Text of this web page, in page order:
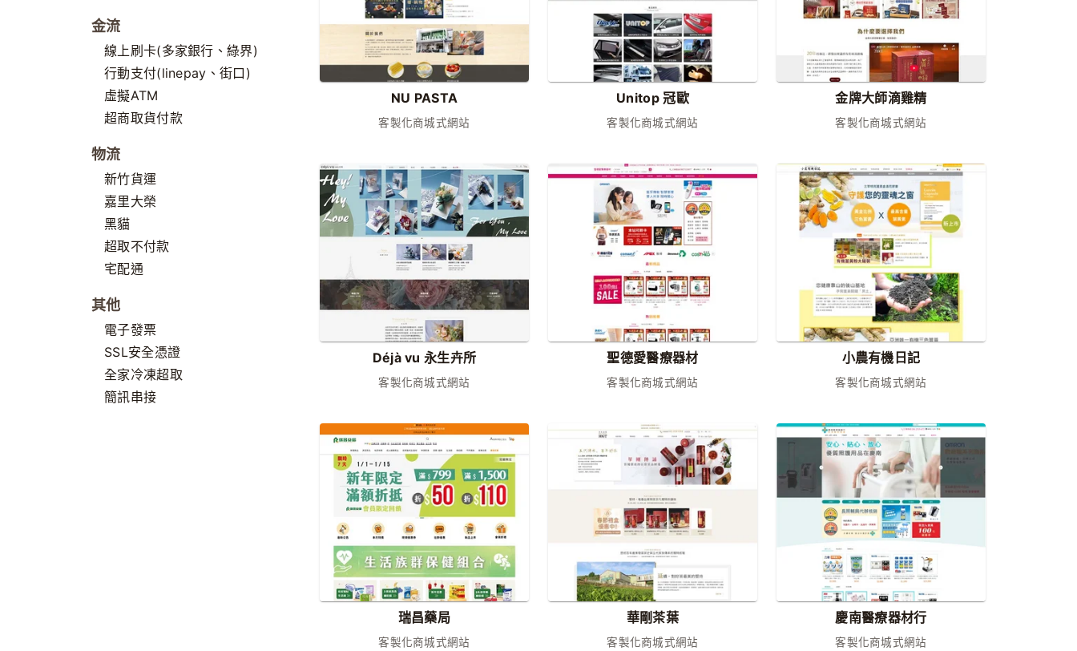
金流
線上刷卡(多家銀行、綠界)
行動支付(linepay、街口)
虛擬ATM
超商取貨付款
物流
新竹貨運
嘉里大榮
黑貓
超取不付款
宅配通
其他
電子發票
SSL安全憑證
全家冷凍超取
簡訊串接
NU PASTA
客製化商城式網站
Unitop 冠歐
客製化商城式網站
金牌大師滴雞精
客製化商城式網站
Déjà vu 永生卉所
客製化商城式網站
聖德愛醫療器材
客製化商城式網站
小農有機日記
客製化商城式網站
瑞昌藥局
客製化商城式網站
華剛茶葉
客製化商城式網站
慶南醫療器材行
客製化商城式網站